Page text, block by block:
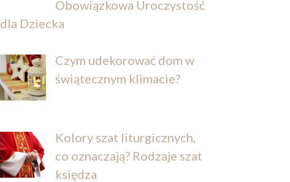
Obowiązkowa Uroczystość
dla Dziecka
Czym udekorować dom w
świątecznym klimacie?
Kolory szat liturgicznych,
co oznaczają? Rodzaje szat
księdza